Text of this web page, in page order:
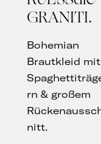
GRANITI
Bohemian
Brautkleid mit
rn & großem
nitt.